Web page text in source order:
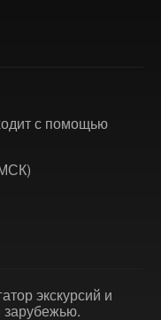
с помощью
экскурсий и
зарубежью.